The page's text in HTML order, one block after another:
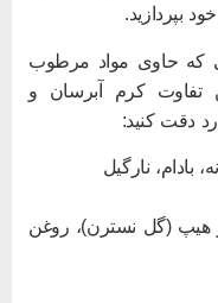
که حاوی مواد مرطوب
کرم آبرسان و
دقت کنید:
نارگیل
(گل نسترن)، روغن